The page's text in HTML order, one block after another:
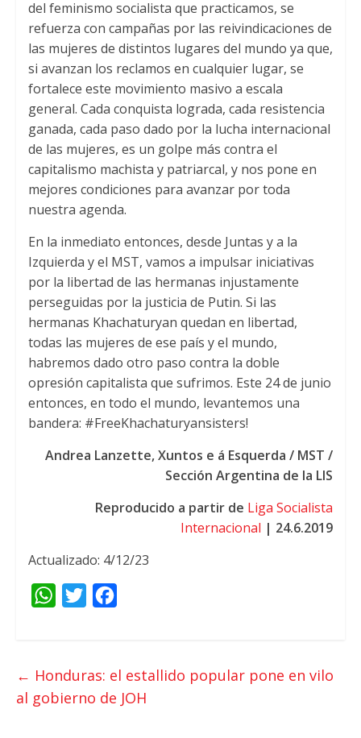
del feminismo socialista que practicamos, se
refuerza con campañas por las reivindicaciones de
las mujeres de distintos lugares del mundo ya que,
si avanzan los reclamos en cualquier lugar, se
fortalece este movimiento masivo a escala
general. Cada conquista lograda, cada resistencia
ganada, cada paso dado por la lucha internacional
de las mujeres, es un golpe más contra el
capitalismo machista y patriarcal, y nos pone en
mejores condiciones para avanzar por toda
nuestra agenda.
En la inmediato entonces, desde Juntas y a la
Izquierda y el MST, vamos a impulsar iniciativas
por la libertad de las hermanas injustamente
perseguidas por la justicia de Putin. Si las
hermanas Khachaturyan quedan en libertad,
todas las mujeres de ese país y el mundo,
habremos dado otro paso contra la doble
opresión capitalista que sufrimos. Este 24de junio
entonces, en todo el mundo, levantemos una
bandera: #FreeKhachaturyansisters!
Andrea Lanzette, Xuntos e á Esquerda / MST /
Sección Argentina de la LIS
Reproducido a partir de Liga Socialista
Internacional | 24.6.2019
Actualizado: 4/12/23
W
s
t
e
b
← Honduras: el estallido popular pone en vilo
al gobierno de JOH